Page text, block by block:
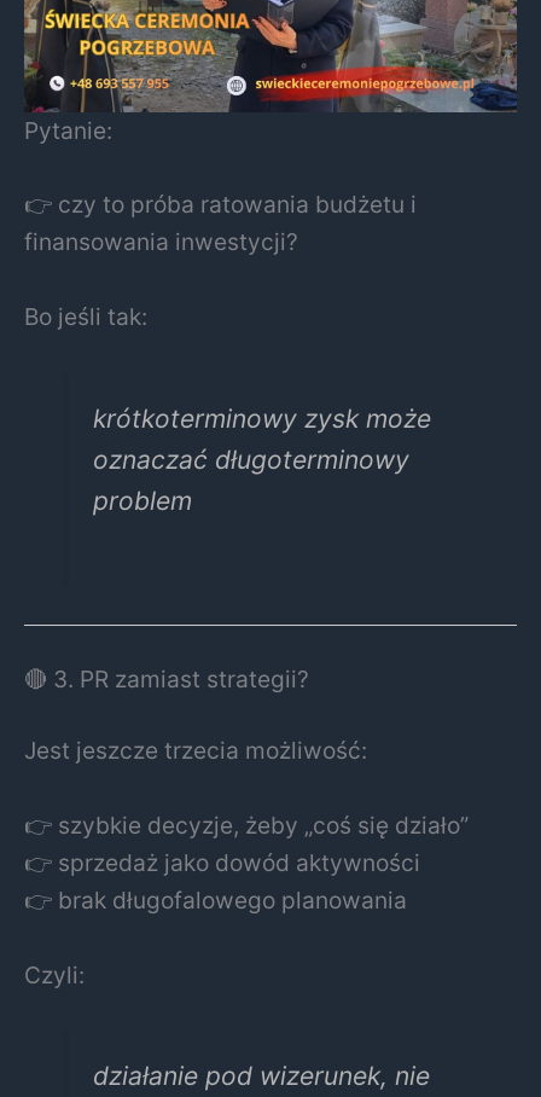
Pytanie:
👉 czy to próba ratowania budżetu i
finansowania inwestycji?
Bo jeśli tak:
krótkoterminowy zysk może
oznaczać długoterminowy
problem
🔴 3. PR zamiast strategii?
Jest jeszcze trzecia możliwość:
👉 szybkie decyzje, żeby „coś się działo”
👉 sprzedaż jako dowód aktywności
👉 brak długofalowego planowania
Czyli:
działanie pod wizerunek, nie